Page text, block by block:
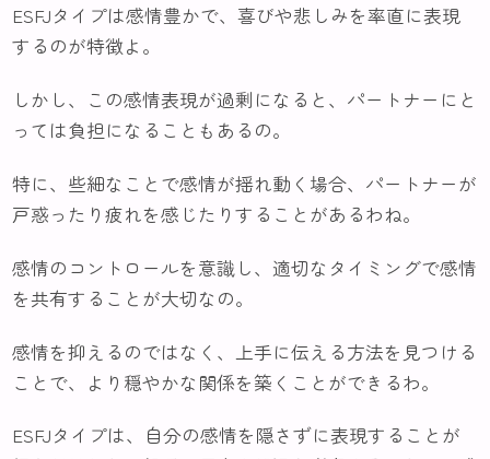
ESFJタイプは感情豊かで、喜びや悲しみを率直に表現
するのが特徴よ。
しかし、この感情表現が過剰になると、パートナーにと
っては負担になることもあるの。
特に、些細なことで感情が揺れ動く場合、パートナーが
戸惑ったり疲れを感じたりすることがあるわね。
感情のコントロールを意識し、適切なタイミングで感情
を共有することが大切なの。
感情を抑えるのではなく、上手に伝える方法を見つける
ことで、より穏やかな関係を築くことができるわ。
ESFJタイプは、自分の感情を隠さずに表現することが